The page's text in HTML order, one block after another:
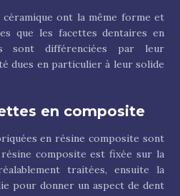
ont la même forme et
que les facettes dentaires en
sont différenciées par leur
dues en particulier à leur solide
en composite
en résine composite sont
résine composite est fixée sur la
traitées, ensuite la
pour donner un aspect de dent